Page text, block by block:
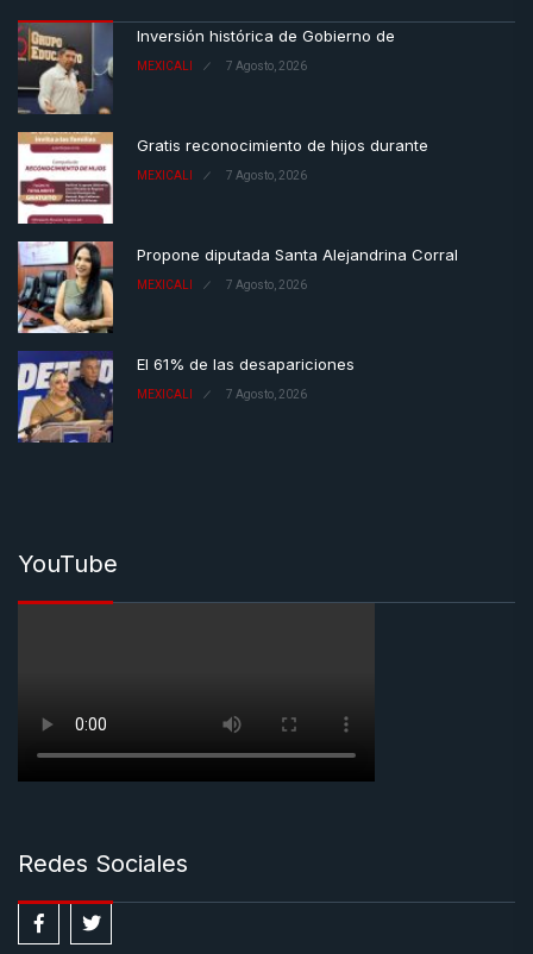
Inversión histórica de Gobierno de
MEXICALI 7 Agosto, 2026
Gratis reconocimiento de hijos durante
MEXICALI 7 Agosto, 2026
Propone diputada Santa Alejandrina Corral
MEXICALI 7 Agosto, 2026
El 61% de las desapariciones
MEXICALI 7 Agosto, 2026
YouTube
Redes Sociales